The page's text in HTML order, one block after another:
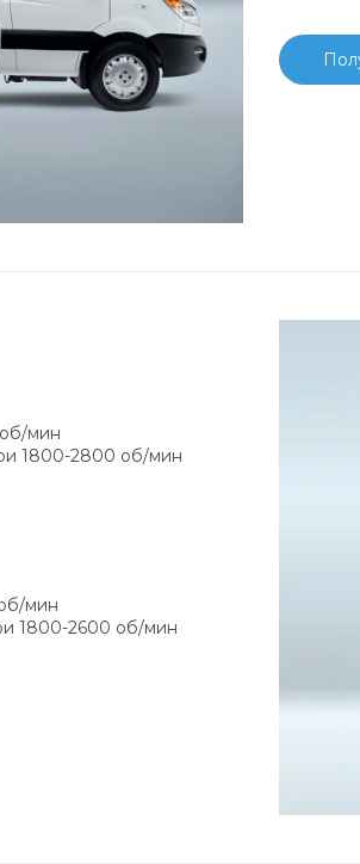
мин
1800-2800 об/мин
мин
1800-2600 об/мин